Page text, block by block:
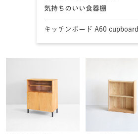
気持ちのいい食器棚
キッチンボード A60 cupboard